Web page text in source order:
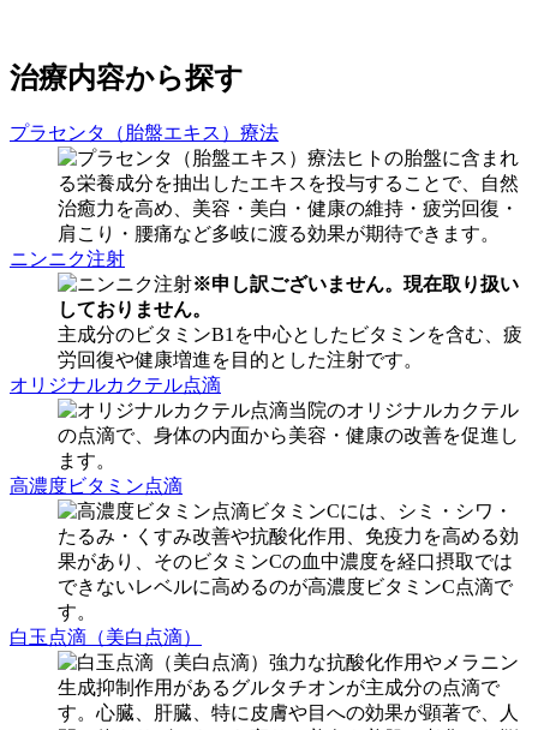
治療内容から探す
プラセンタ（胎盤エキス）療法
ヒトの胎盤に含まれ
る栄養成分を抽出したエキスを投与することで、自然
治癒力を高め、美容・美白・健康の維持・疲労回復・
肩こり・腰痛など多岐に渡る効果が期待できます。
ニンニク注射
※申し訳ございません。現在取り扱い
しておりません。
主成分のビタミンB1を中心としたビタミンを含む、疲
労回復や健康増進を目的とした注射です。
オリジナルカクテル点滴
当院のオリジナルカクテル
の点滴で、身体の内面から美容・健康の改善を促進し
ます。
高濃度ビタミン点滴
ビタミンCには、シミ・シワ・
たるみ・くすみ改善や抗酸化作用、免疫力を高める効
果があり、そのビタミンCの血中濃度を経口摂取では
できないレベルに高めるのが高濃度ビタミンC点滴で
す。
白玉点滴（美白点滴）
強力な抗酸化作用やメラニン
生成抑制作用があるグルタチオンが主成分の点滴で
す。心臓、肝臓、特に皮膚や目への効果が顕著で、人